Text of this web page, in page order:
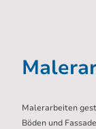
Malerarbeiten
Böden und